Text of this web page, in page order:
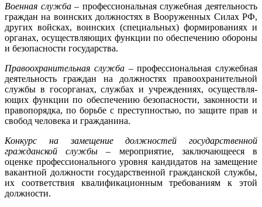
Военная служба– профессиональная служебная деятель­ность
граждан на воинских должностях в Вооруженных Силах РФ,
других войсках, воинских (специальных) формированиях и
органах, осуществляющих функции по обеспече­нию обороны
и безопасности государства.
Правоохранительная служба– профессиональная служебная
деятельность граждан на должностях правоохранительной
службы в госорганах, службах и учреждениях, осуществля­
ющих функции по обеспечению безопасности, законности и
право­порядка, по борьбе с преступностью, по защите прав и
свобод человека и гражданина.
Конкурс на замещение должностей государственной
гражданской службы – мероприятие, заключающееся в
оценке профессионального уровня кандидатов на замещение
вакантной должности государственной гражданской службы,
их соответствия квалификационным требованиям к этой
должности.